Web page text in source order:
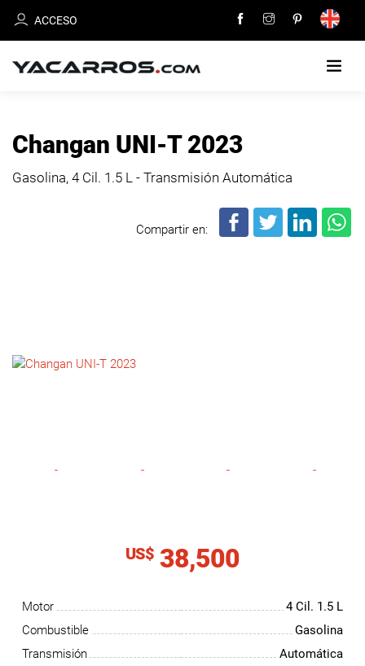
ACCESO
EN
NOTICIAS
Changan UNI-T 2023
Gasolina, 4 Cil. 1.5 L - Transmisión Automática
Compartir en:
US$ 38,500
Motor 4 Cil. 1.5 L
Combustible
Gasolina
Transmisión
Automática